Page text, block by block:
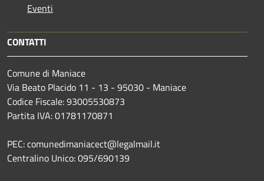
Eventi
CONTATTI
Comune di Maniace
Via Beato Placido 11 - 13 - 95030 - Maniace
Codice Fiscale: 93005530873
Partita IVA: 01781170871
PEC: comunedimaniacect@legalmail.it
Centralino Unico: 095/690139